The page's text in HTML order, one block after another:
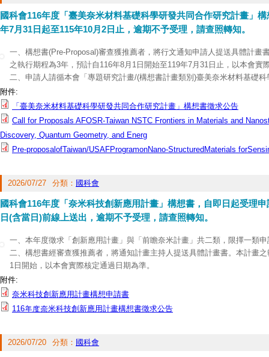
國科會116年度「臺美奈米材料基礎科學研發共同合作研究計畫」
年7月31日起至115年10月2日止，逾期不予受理，請查照轉知。
一、構想書(Pre-Proposal)審查獲推薦者，將行文通知申請人提送具體計畫
之執行期程為3年，預計自116年8月1日開始至119年7月31日止，以本會實
二、申請人請循本會「專題研究計畫/(構想書計畫類別)臺美奈米材料基礎
構想書」線上申請方式作業，線上繳交送出即可，不須經由申請機構造具
與其附件可至本會自然科學及永續研究發展處網頁( http://www.nstc.gov.tw/
三、有關系統操作問題，請洽本會資訊系統服務專線，電話(02)2737-7590
附件:
「臺美奈米材料基礎科學研發共同合作研究計畫」構想書徵求公告
Call for Proposals AFOSR-Taiwan NSTC Frontiers in Materials and
Discovery, Quantum Geometry, and Energ
Pre-proposalofTaiwan/USAFProgramonNano-StructuredMaterials
2026/07/27 分類： 國科會
國科會116年度「奈米科技創新應用計畫」構想書，自即日起受理
日(含當日)前線上送出，逾期不予受理，請查照轉知。
一、本年度徵求「創新應用計畫」與「前瞻奈米計畫」共二類，限擇一類
二、構想書經審查獲推薦者，將通知計畫主持人提送具體計畫書。本計畫
1日開始，以本會實際核定通過日期為準。
三、線上申請方式作業，線上繳交送出即可，無須經由申請機構線上送出
公告與其附件可至本會網站(動態資訊/計畫徵求專區)及本會自然科學及永
https://www.nstc.gov.tw/nat/ch )之公告事項下載。
附件:
奈米科技創新應用計畫構想申請書
116年度奈米科技創新應用計畫構想書徵求公告
2026/07/20 分類： 國科會